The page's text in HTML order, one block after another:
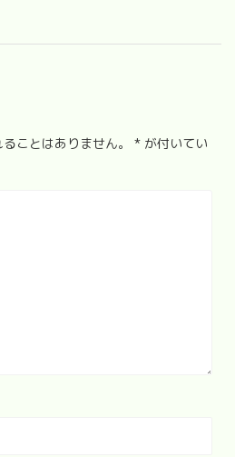
ことはありません。 * が付いてい